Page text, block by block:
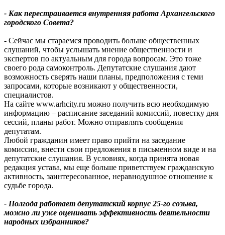
- Как перестраивается внутренняя работа Архангельского
городского Совета?
- Сейчас мы стараемся проводить больше общественных
слушаний, чтобы услышать мнение общественности и
экспертов по актуальным для города вопросам. Это тоже
своего рода самоконтроль. Депутатские слушания дают
возможность сверять наши планы, предположения с теми
запросами, которые возникают у общественности,
специалистов.
На сайте www.arhcity.ru можно получить всю необходимую
информацию – расписание заседаний комиссий, повестку дня
сессий, планы работ. Можно отправлять сообщения
депутатам.
Любой гражданин имеет право прийти на заседание
комиссии, внести свои предложения в письменном виде и на
депутатские слушания. В условиях, когда принята новая
редакция устава, мы еще больше приветствуем гражданскую
активность, заинтересованное, неравнодушное отношение к
судьбе города.
- Полгода работает депутатский корпус 25-го созыва,
можно ли уже оценивать эффективность деятельности
народных избранников?